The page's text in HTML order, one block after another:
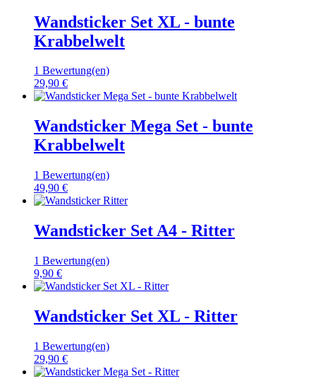
Wandsticker Set XL - bunte
Krabbelwelt
1 Bewertung(en)
29,90 €
Wandsticker Mega Set - bunte
Krabbelwelt
1 Bewertung(en)
49,90 €
Wandsticker Set A4 - Ritter
1 Bewertung(en)
9,90 €
Wandsticker Set XL - Ritter
1 Bewertung(en)
29,90 €